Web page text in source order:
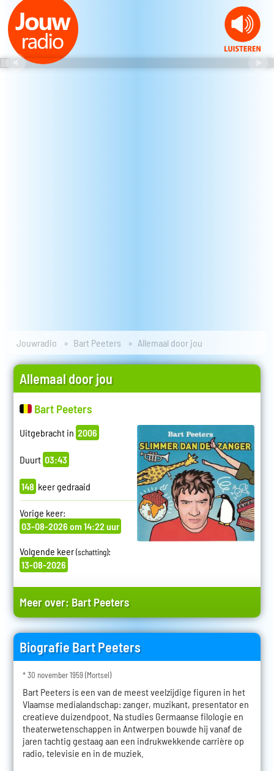
Jouwradio Bart Peeters Allemaal door jou
Allemaal door jou
Bart Peeters
Uitgebracht in 2006
Duurt 03:43
148 keer gedraaid
Vorige keer:
03-08-2026 om 14:22 uur
Volgende keer(schatting):
13-08-2026
Meer over: Bart Peeters
Biografie Bart Peeters
* 30 november 1959 (Mortsel)
Bart Peeters is een van de meest veelzijdige figuren in het
Vlaamse medialandschap: zanger, muzikant, presentator en
creatieve duizendpoot. Na studies Germaanse filologie en
theaterwetenschappen in Antwerpen bouwde hij vanaf de
jaren tachtig gestaag aan een indrukwekkende carrière op
radio, televisie en in de muziek.